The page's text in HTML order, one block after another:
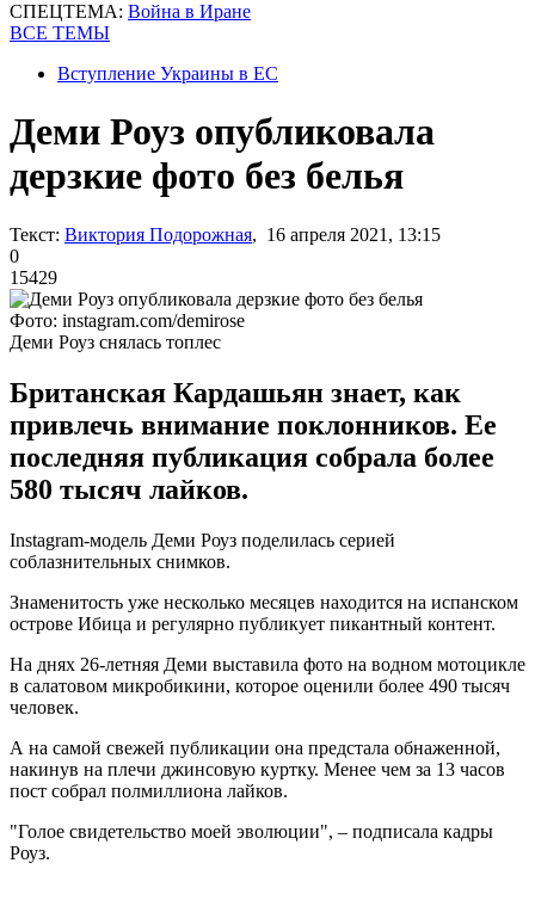
СПЕЦТЕМА: Война в Иране
ВСЕ ТЕМЫ
Вступление Украины в ЕС
Деми Роуз опубликовала
дерзкие фото без белья
Текст: Виктория Подорожная, 16 апреля 2021, 13:15
0
15429
Фото: instagram.com/demirose
Деми Роуз снялась топлес
Британская Кардашьян знает, как
привлечь внимание поклонников. Ее
последняя публикация собрала более
580 тысяч лайков.
Instagram-модель Деми Роуз поделилась серией
соблазнительных снимков.
Знаменитость уже несколько месяцев находится на испанском
острове Ибица и регулярно публикует пикантный контент.
На днях 26-летняя Деми выставила фото на водном мотоцикле
в салатовом микробикини, которое оценили более 490 тысяч
человек.
А на самой свежей публикации она предстала обнаженной,
накинув на плечи джинсовую куртку. Менее чем за 13 часов
пост собрал полмиллиона лайков.
"Голое свидетельство моей эволюции", – подписала кадры
Роуз.